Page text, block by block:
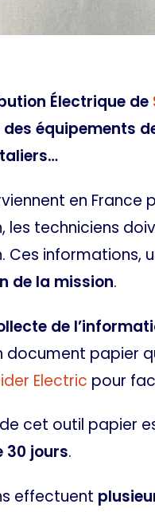
Électrique de
équipements
en France
les techniciens
informations,
de la mission.
de
papier
Electric pour
cet outil papier
30 jours.
effectuent